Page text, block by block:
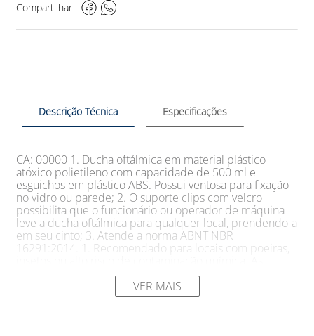
Compartilhar
Descrição Técnica Especificações
CA: 00000 1. Ducha oftálmica em material plástico
atóxico polietileno com capacidade de 500 ml e
esguichos em plástico ABS. Possui ventosa para fixação
no vidro ou parede; 2. O suporte clips com velcro
possibilita que o funcionário ou operador de máquina
leve a ducha oftálmica para qualquer local, prendendo-a
em seu cinto; 3. Atende a norma ABNT NBR
16291:2014. 1. Recomendado para locais com poeiras,
duchas oftálmicas permitem a lavagem imediata dos
olhos e é um suporte para lava-olhos e chuveiros de
emergência, porém não podem substitui-los. É
VER MAIS